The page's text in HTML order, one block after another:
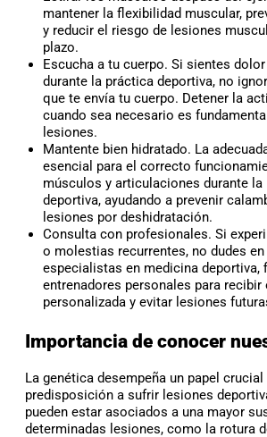
mantener la flexibilidad muscular,
y reducir el riesgo de lesiones
plazo.
Escucha a tu cuerpo. Si sientes
durante la práctica deportiva, no
que te envía tu cuerpo. Detener la
cuando sea necesario es
lesiones.
Mantente bien hidratado. La
esencial para el correcto
músculos y articulaciones durante la
deportiva, ayudando a prevenir
lesiones por deshidratación.
Consulta con profesionales. Si
o molestias recurrentes, no dudes
especialistas en medicina deportiva,
entrenadores personales para
personalizada y evitar lesiones
Importancia de conocer
La genética desempeña un papel
predisposición a sufrir lesiones
pueden estar asociados a una mayor
determinadas lesiones, como la rotura